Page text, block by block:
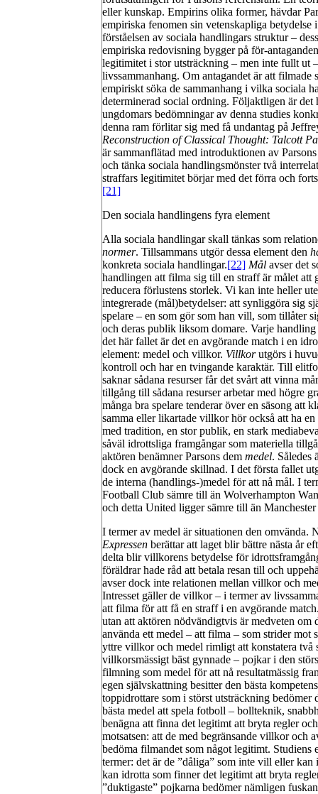
eller kunskap. Empirins olika former, hävdar
empiriska fenomen sin vetenskapliga
förståelsen av sociala handlingars struktur –
empiriska redovisning bygger på för-
legitimitet i stor utsträckning – men inte fullt ut
livssammanhang. Om antagandet är att
empiriskt söka de sammanhang i vilka sociala
determinerad social ordning. Följaktligen är
ungdomars bedömningar av denna studies
denna ram förlitar sig med få undantag på
Reconstruction of Classical Thought: Talcott
är sammanflätad med introduktionen av
och tänka sociala handlingsmönster två
straffars legitimitet börjar med det förra och
[21]
Den sociala handlingens fyra element
Alla sociala handlingar skall tänkas som
normer. Tillsammans utgör dessa element den
konkreta sociala handlingar.[22] Mål avser det
handlingen att filma sig till en straff är målet
reducera förlustens storlek. Vi kan inte heller
integrerade (mål)betydelser: att synliggöra sig
spelare – en som gör som han vill, som tillåter
och deras publik liksom domare. Varje
det här fallet är det en avgörande match i en
element: medel och villkor. Villkorutgörs i
kontroll och har en tvingande karaktär. Till
saknar sådana resurser får det svårt att vinna
tillgång till sådana resurser arbetar med högre
många bra spelare tenderar över en säsong att
samma eller likartade villkor hör också att ha
med tradition, en stor publik, en stark
såväl idrottsliga framgångar som materiella
aktören benämner Parsons dem medel. Således
dock en avgörande skillnad. I det första fallet
de interna (handlings-)medel för att nå mål. I
Football Club sämre till än Wolverhampton
och detta United ligger sämre till än
I termer av medel är situationen den
Expressen berättar att laget blir bättre nästa år
delta blir villkorens betydelse för
föräldrar hade råd att betala resan till och
avser dock inte relationen mellan villkor och
Intresset gäller de villkor – i termer av
att filma för att få en straff i en avgörande
utan att aktören nödvändigtvis är medveten om
använda ett medel – att filma – som strider mot
yttre villkor och medel rimligt att konstatera två
villkorsmässigt bäst gynnade – pojkar i den
filmning som medel för att nå resultatmässig
egen självskattning besitter den bästa
toppidrottare som i störst utsträckning
bästa medel att spela fotboll – bollteknik,
benägna att finna det legitimt att bryta regler
motsatsen: att de med begränsande villkor och
bedöma filmandet som något legitimt. Studiens
termer: det är de ”dåliga” som inte vill eller
kan idrotta som finner det legitimt att bryta
”duktigaste” pojkarna bedömer nämligen